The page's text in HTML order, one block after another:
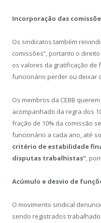
Incorporação das
Os sindicatos também
comissões”, portanto o
os valores da gratificação de
funcionário perder ou deixar
Os membros da CEBB
acompanhado da regra dos
fração de 10% da comissão
funcionário a cada ano, até
critério de estabilidade
disputas trabalhistas”,
Acúmulo e desvio de
O movimento sindical
sendo registrados